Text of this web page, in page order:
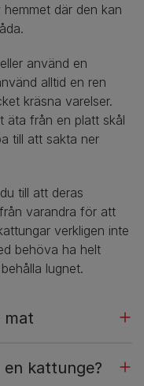
där den kan
använd en
alltid en ren
kräsna varelser.
äta från en platt skål
till att sakta ner
till att deras
varandra för att
verkligen inte
behöva ha helt
lugnet.
mat
kattunge?